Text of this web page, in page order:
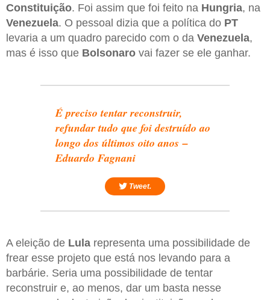
Constituição. Foi assim que foi feito na Hungria, na
Venezuela. O pessoal dizia que a política do PT
levaria a um quadro parecido com o da Venezuela,
mas é isso que Bolsonaro vai fazer se ele ganhar.
É preciso tentar reconstruir,
refundar tudo que foi destruído ao
longo dos últimos oito anos –
Eduardo Fagnani
Tweet.
A eleição de Lula representa uma possibilidade de
frear esse projeto que está nos levando para a
barbárie. Seria uma possibilidade de tentar
reconstruir e, ao menos, dar um basta nesse